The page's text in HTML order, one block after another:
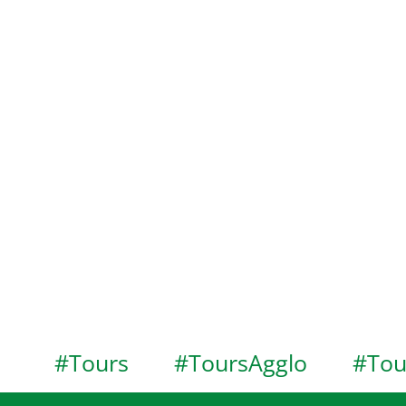
#Tours #ToursAgglo